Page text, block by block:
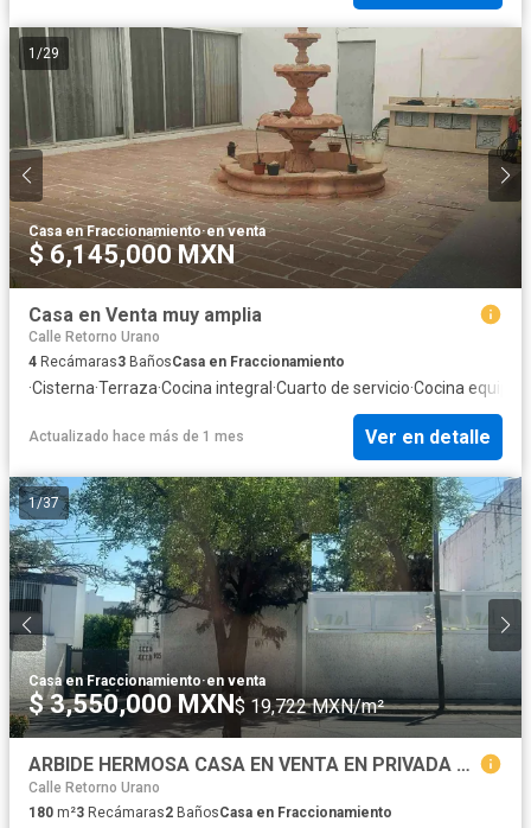
1 /29
Casa en Fraccionamiento·en venta
$ 6,145,000 MXN
Casa en Venta muy amplia
Calle Retorno Urano
4 Recámaras3 BañosCasa en Fraccionamiento
·Cisterna·Terraza·Cocina integral ·Cuarto de servicio·Cocina
Actualizado hace más de 1 mes Ver en detalle
1/37
Casa en Fraccionamiento·en venta
$ 3,550,000 MXN $ 19,722 MXN/m²
ARBIDE HERMOSA CASA EN VENTA EN PRIVADA DE SOLO 8 CASA RECIEN REMODELADA SOBRE BLV IMPORTANTE 180 M2 CONSTRUCCION 3 RECAMARAS COCINA TOTALMENTE NUEVA
Calle Retorno Urano
180 m²3 Recámaras2 BañosCasa en Fraccionamiento